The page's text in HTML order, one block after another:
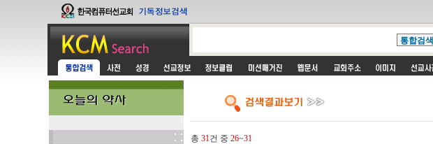
총 31건 중 26~31